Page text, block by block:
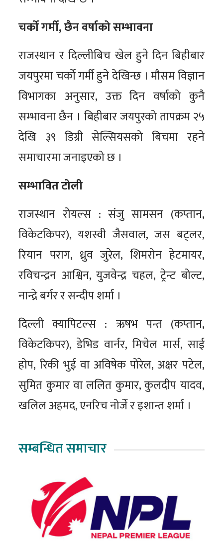
चर्को गर्मी, छैन वर्षाको सम्भावना
राजस्थान र दिल्लीबिच खेल हुने दिन बिहीबार
जयपुरमा चर्को गर्मी हुने देखिन्छ । मौसम विज्ञान
विभागका अनुसार, उक्त दिन वर्षाको कुनै
सम्भावना छैन । बिहीबार जयपुरको तापक्रम २५
देखि ३९ डिग्री सेल्सियसको बिचमा रहने
समाचारमा जनाइएको छ ।
सम्भावित टोली
राजस्थान रोयल्स : संजु सामसन (कप्तान,
विकेटकिपर), यशस्वी जैसवाल, जस बट्लर,
रियान पराग, ध्रुव जुरेल, शिमरोन हेटमायर,
रविचन्द्रन आश्विन, युजवेन्द्र चहल, ट्रेन्ट बोल्ट,
नान्द्रे बर्गर र सन्दीप शर्मा ।
दिल्ली क्यापिटल्स : ऋषभ पन्त (कप्तान,
विकेटकिपर), डेभिड वार्नर, मिचेल मार्स, साई
होप, रिकी भुई वा अविषेक पोरेल, अक्षर पटेल,
सुमित कुमार वा ललित कुमार, कुलदीप यादव,
खलिल अहमद, एनरिच नोर्जे र इशान्त शर्मा ।
सम्बन्धित समाचार